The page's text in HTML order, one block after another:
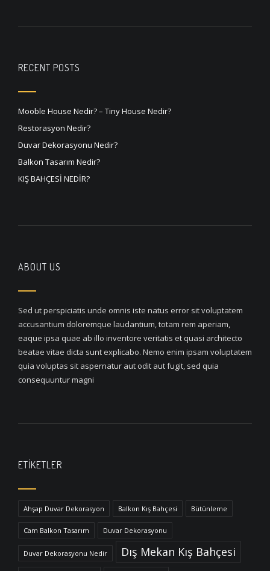
RECENT POSTS
Mooble House Nedir? – Tiny House Nedir?
Restorasyon Nedir?
Duvar Dekorasyonu Nedir?
Balkon Tasarım Nedir?
KIŞ BAHÇESİ NEDİR?
ABOUT US
Sed ut perspiciatis unde omnis iste natus error sit voluptatem
accusantium doloremque laudantium, totam rem aperiam,
eaque ipsa quae ab illo inventore veritatis et quasi architecto
beatae vitae dicta sunt explicabo. Nemo enim ipsam voluptatem
quia voluptas sit aspernatur aut odit aut fugit, sed quia
consequuntur magni
ETIKETLER
Ahşap Duvar Dekorasyon Balkon Kış Bahçesi Bütünleme
Cam Balkon Tasarım Duvar Dekorasyonu
Duvar Dekorasyonu Nedir Dış Mekan Kış Bahçesi